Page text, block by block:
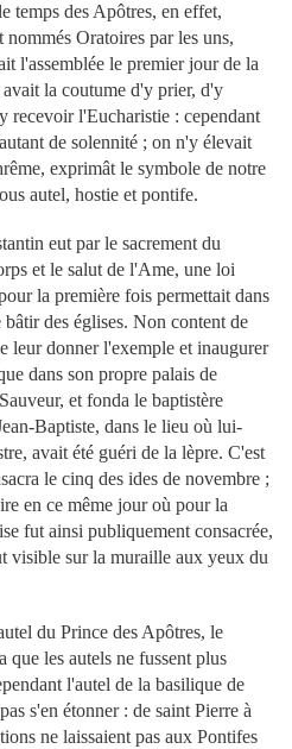
temps des Apôtres, en effet,
Oratoires par les uns,
l'assemblée le premier jour de la
la coutume d'y prier, d'y
recevoir l'Eucharistie : cependant
de solennité ; on n'y élevait
exprimât le symbole de notre
autel, hostie et pontife.
eut par le sacrement du
et le salut de l'Ame, une loi
la première fois permettait dans
des églises. Non content de
leur donner l'exemple et inaugurer
dans son propre palais de
et fonda le baptistère
Baptiste, dans le lieu où lui-
avait été guéri de la lèpre. C'est
le cinq des ides de novembre ;
en ce même jour où pour la
fut ainsi publiquement consacrée,
visible sur la muraille aux yeux du
du Prince des Apôtres, le
que les autels ne fussent plus
l'autel de la basilique de
s'en étonner : de saint Pierre à
ne laissaient pas aux Pontifes